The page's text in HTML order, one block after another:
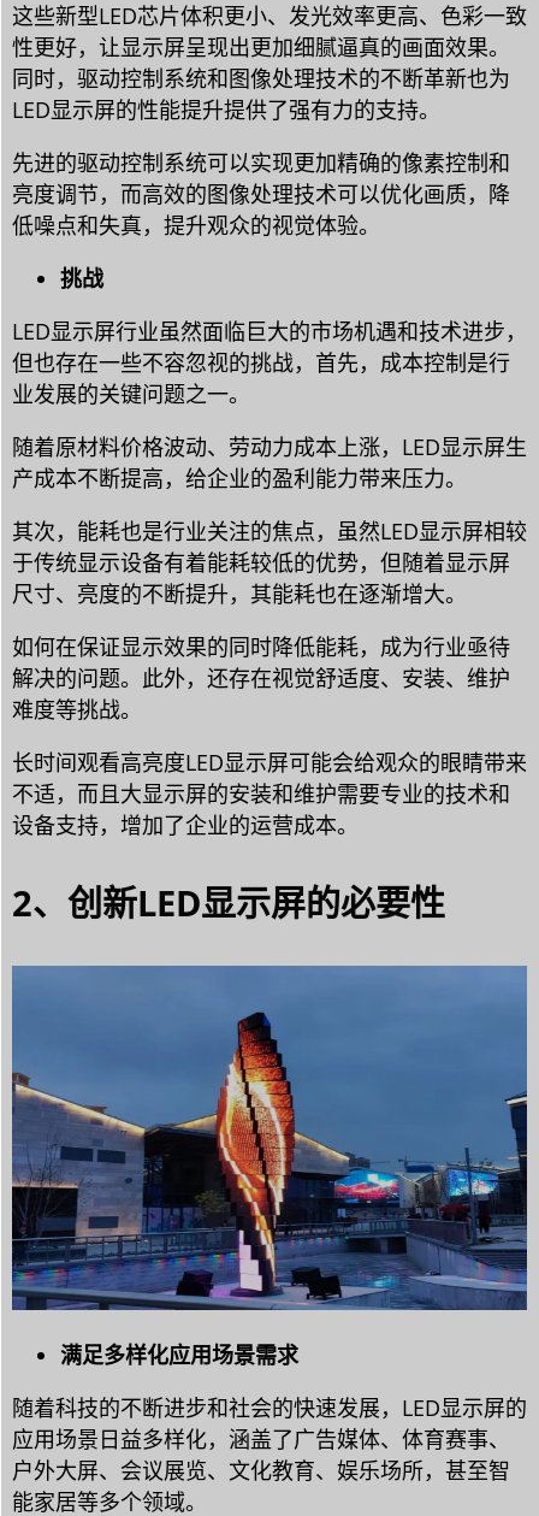
这些新型LED芯片体积更小、发光效率更高、色彩一致
性更好，让显示屏呈现出更加细腻逼真的画面效果。
同时，驱动控制系统和图像处理技术的不断革新也为
LED显示屏的性能提升提供了强有力的支持。
先进的驱动控制系统可以实现更加精确的像素控制和
亮度调节，而高效的图像处理技术可以优化画质，降
低噪点和失真，提升观众的视觉体验。
挑战
LED显示屏行业虽然面临巨大的市场机遇和技术进步，
但也存在一些不容忽视的挑战，首先，成本控制是行
业发展的关键问题之一。
随着原材料价格波动、劳动力成本上涨，LED显示屏生
产成本不断提高，给企业的盈利能力带来压力。
其次，能耗也是行业关注的焦点，虽然LED显示屏相较
于传统显示设备有着能耗较低的优势，但随着显示屏
尺寸、亮度的不断提升，其能耗也在逐渐增大。
如何在保证显示效果的同时降低能耗，成为行业亟待
解决的问题。此外，还存在视觉舒适度、安装、维护
难度等挑战。
长时间观看高亮度LED显示屏可能会给观众的眼睛带来
不适，而且大显示屏的安装和维护需要专业的技术和
设备支持，增加了企业的运营成本。
2、创新LED显示屏的必要性
满足多样化应用场景需求
随着科技的不断进步和社会的快速发展，LED显示屏的
应用场景日益多样化，涵盖了广告媒体、体育赛事、
户外大屏、会议展览、文化教育、娱乐场所，甚至智
能家居等多个领域。